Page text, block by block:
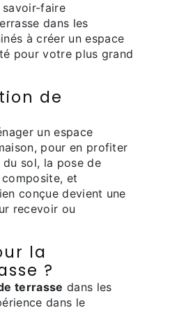
faire
dans les
à créer un espace
pour votre plus grand
de
un espace
pour en profiter
sol, la pose de
et
conçue devient une
recevoir ou
la
?
terrasse dans les
dans le